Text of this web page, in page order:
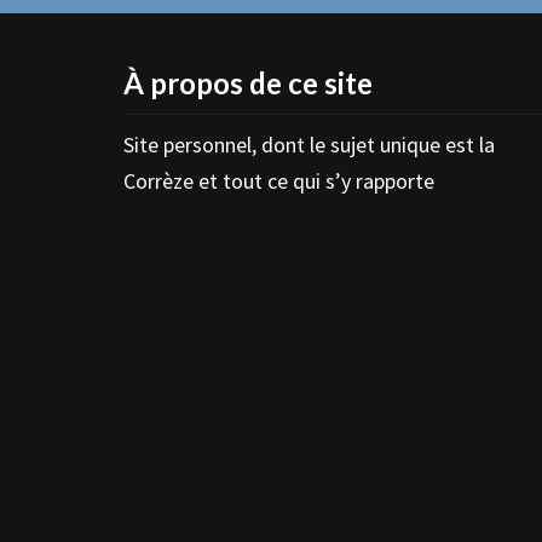
À propos de ce site
Site personnel, dont le sujet unique est la
Corrèze et tout ce qui s’y rapporte